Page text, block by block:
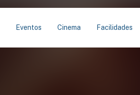
Eventos Cinema Facilidades